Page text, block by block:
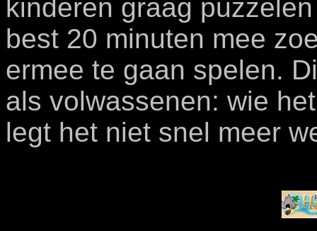
kinderen graag
best 20 minuten mee
ermee te gaan spelen.
als volwassenen: wie
legt het niet snel meer